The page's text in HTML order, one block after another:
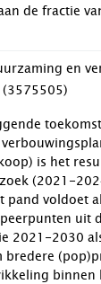
de fractie
en
(3575505)
is het
(2021-
pand voldoet
uit
2021-2030
bredere
binnen